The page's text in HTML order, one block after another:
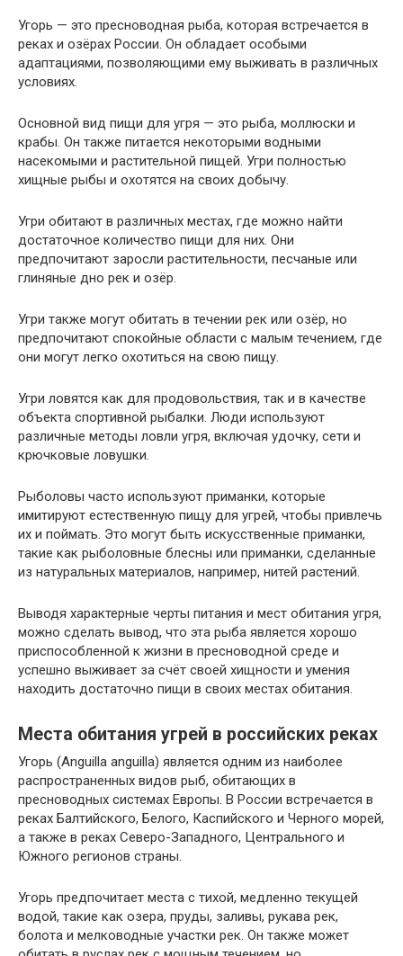
Угорь — это пресноводная рыба, которая встречается в
реках и озёрах России. Он обладает особыми
адаптациями, позволяющими ему выживать в различных
условиях.
Основной вид пищи для угря — это рыба, моллюски и
крабы. Он также питается некоторыми водными
насекомыми и растительной пищей. Угри полностью
хищные рыбы и охотятся на своих добычу.
Угри обитают в различных местах, где можно найти
достаточное количество пищи для них. Они
предпочитают заросли растительности, песчаные или
глиняные дно рек и озёр.
Угри также могут обитать в течении рек или озёр, но
предпочитают спокойные области с малым течением, где
они могут легко охотиться на свою пищу.
Угри ловятся как для продовольствия, так и в качестве
объекта спортивной рыбалки. Люди используют
различные методы ловли угря, включая удочку, сети и
крючковые ловушки.
Рыболовы часто используют приманки, которые
имитируют естественную пищу для угрей, чтобы привлечь
их и поймать. Это могут быть искусственные приманки,
такие как рыболовные блесны или приманки, сделанные
из натуральных материалов, например, нитей растений.
Выводя характерные черты питания и мест обитания угря,
можно сделать вывод, что эта рыба является хорошо
приспособленной к жизни в пресноводной среде и
успешно выживает за счёт своей хищности и умения
находить достаточно пищи в своих местах обитания.
Места обитания угрей в российских реках
Угорь (Anguilla anguilla) является одним из наиболее
распространенных видов рыб, обитающих в
пресноводных системах Европы. В России встречается в
реках Балтийского, Белого, Каспийского и Черного морей,
а также в реках Северо-Западного, Центрального и
Южного регионов страны.
Угорь предпочитает места с тихой, медленно текущей
водой, такие как озера, пруды, заливы, рукава рек,
болота и мелководные участки рек. Он также может